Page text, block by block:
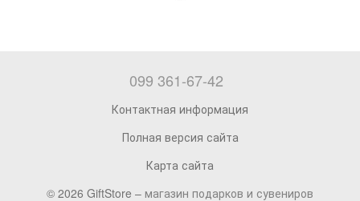
099 361-67-42
Контактная информация
Полная версия сайта
Карта сайта
© 2026 GiftStore – магазин подарков и сувениров